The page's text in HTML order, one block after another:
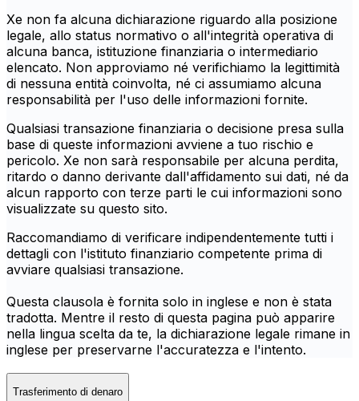
Xe non fa alcuna dichiarazione riguardo alla posizione
legale, allo status normativo o all'integrità operativa di
alcuna banca, istituzione finanziaria o intermediario
elencato. Non approviamo né verifichiamo la legittimità
di nessuna entità coinvolta, né ci assumiamo alcuna
responsabilità per l'uso delle informazioni fornite.
Qualsiasi transazione finanziaria o decisione presa sulla
base di queste informazioni avviene a tuo rischio e
pericolo. Xe non sarà responsabile per alcuna perdita,
ritardo o danno derivante dall'affidamento sui dati, né da
alcun rapporto con terze parti le cui informazioni sono
visualizzate su questo sito.
Raccomandiamo di verificare indipendentemente tutti i
dettagli con l'istituto finanziario competente prima di
avviare qualsiasi transazione.
Questa clausola è fornita solo in inglese e non è stata
tradotta. Mentre il resto di questa pagina può apparire
nella lingua scelta da te, la dichiarazione legale rimane in
inglese per preservarne l'accuratezza e l'intento.
Trasferimento di denaro